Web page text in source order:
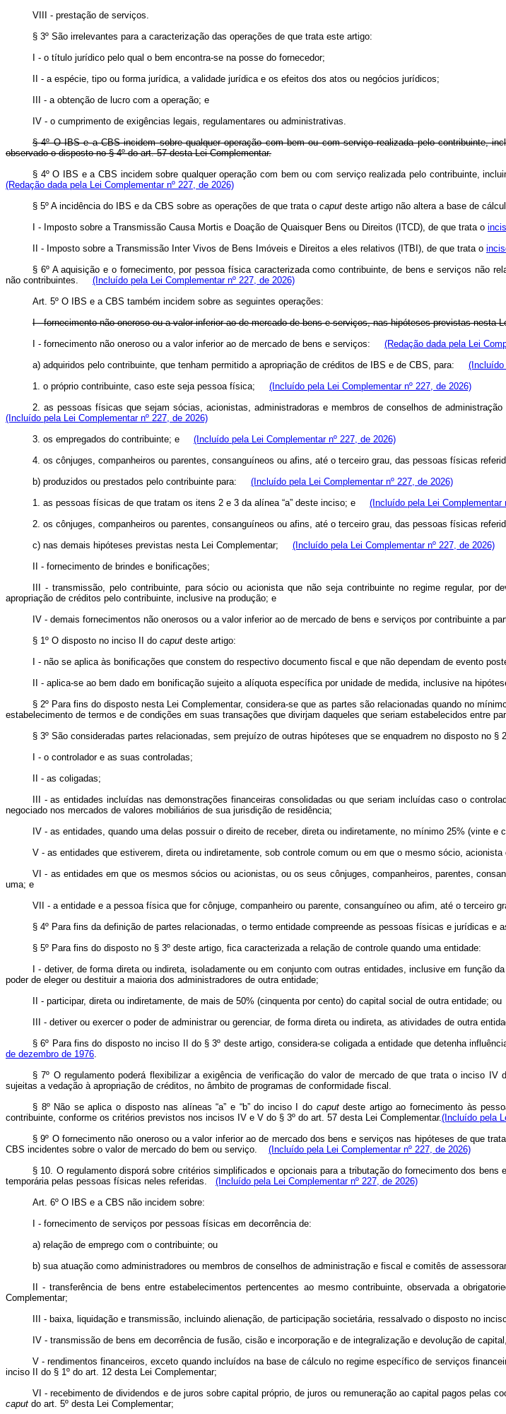
VIII - prestação de serviços.
§ 3º São irrelevantes para a caracterização das operações de que trata este artigo:
I - o título jurídico pelo qual o bem encontra-se na posse do fornecedor;
II - a espécie, tipo ou forma jurídica, a validade jurídica e os efeitos dos atos ou negócios jurídicos;
III - a obtenção de lucro com a operação; e
IV - o cumprimento de exigências legais, regulamentares ou administrativas.
§ 4º O IBS e a CBS incidem sobre qualquer operação com bem ou com serviço realizada pelo contribuinte,
observado o disposto no § 4º do art. 57 desta Lei Complementar.
§ 4º O IBS e a CBS incidem sobre qualquer operação com bem ou com serviço realizada pelo contribuinte,
(Redação dada pela Lei Complementar nº 227, de 2026)
§ 5º A incidência do IBS e da CBS sobre as operações de que trata o caput deste artigo não altera a base de
I - Imposto sobre a Transmissão Causa Mortis e Doação de Quaisquer Bens ou Direitos (ITCD), de que trata o
II - Imposto sobre a Transmissão Inter Vivos de Bens Imóveis e Direitos a eles relativos (ITBI), de que trata o
§ 6º A aquisição e o fornecimento, por pessoa física caracterizada como contribuinte, de bens e serviços não
não contribuintes.
(Incluído pela Lei Complementar nº 227, de 2026)
Art. 5º O IBS e a CBS também incidem sobre as seguintes operações:
I - fornecimento não oneroso ou a valor inferior ao de mercado de bens e serviços, nas hipóteses previstas nesta
I - fornecimento não oneroso ou a valor inferior ao de mercado de bens e serviços: (Redação dada pela Lei
a) adquiridos pelo contribuinte, que tenham permitido a apropriação de créditos de IBS e de CBS, para: (Incluído
1. o próprio contribuinte, caso este seja pessoa física; (Incluído pela Lei Complementar nº 227, de 2026)
2. as pessoas físicas que sejam sócias, acionistas, administradoras e membros de conselhos de
(Incluído pela Lei Complementar nº 227, de 2026)
3. os empregados do contribuinte; e (Incluído pela Lei Complementar nº 227, de 2026)
4. os cônjuges, companheiros ou parentes, consanguíneos ou afins, até o terceiro grau, das pessoas físicas
b) produzidos ou prestados pelo contribuinte para: (Incluído pela Lei Complementar nº 227, de 2026)
1. as pessoas físicas de que tratam os itens 2 e 3 da alínea “a” deste inciso; e (Incluído pela Lei Complementar
2. os cônjuges, companheiros ou parentes, consanguíneos ou afins, até o terceiro grau, das pessoas físicas
c) nas demais hipóteses previstas nesta Lei Complementar; (Incluído pela Lei Complementar nº 227, de 2026)
II - fornecimento de brindes e bonificações;
III - transmissão, pelo contribuinte, para sócio ou acionista que não seja contribuinte no regime regular, por
apropriação de créditos pelo contribuinte, inclusive na produção; e
IV - demais fornecimentos não onerosos ou a valor inferior ao de mercado de bens e serviços por contribuinte a
§ 1º O disposto no inciso II do caput deste artigo:
I - não se aplica às bonificações que constem do respectivo documento fiscal e que não dependam de evento
II - aplica-se ao bem dado em bonificação sujeito a alíquota específica por unidade de medida, inclusive na
§ 2º Para fins do disposto nesta Lei Complementar, considera-se que as partes são relacionadas quando no
estabelecimento de termos e de condições em suas transações que divirjam daqueles que seriam estabelecidos entre
§ 3º São consideradas partes relacionadas, sem prejuízo de outras hipóteses que se enquadrem no disposto no §
I - o controlador e as suas controladas;
II - as coligadas;
III - as entidades incluídas nas demonstrações financeiras consolidadas ou que seriam incluídas caso o
negociado nos mercados de valores mobiliários de sua jurisdição de residência;
IV - as entidades, quando uma delas possuir o direito de receber, direta ou indiretamente, no mínimo 25% (vinte
V - as entidades que estiverem, direta ou indiretamente, sob controle comum ou em que o mesmo sócio,
VI - as entidades em que os mesmos sócios ou acionistas, ou os seus cônjuges, companheiros, parentes,
uma; e
VII - a entidade e a pessoa física que for cônjuge, companheiro ou parente, consanguíneo ou afim, até o terceiro
§ 4º Para fins da definição de partes relacionadas, o termo entidade compreende as pessoas físicas e jurídicas e
§ 5º Para fins do disposto no § 3º deste artigo, fica caracterizada a relação de controle quando uma entidade:
I - detiver, de forma direta ou indireta, isoladamente ou em conjunto com outras entidades, inclusive em
poder de eleger ou destituir a maioria dos administradores de outra entidade;
II - participar, direta ou indiretamente, de mais de 50% (cinquenta por cento) do capital social de outra entidade; ou
III - detiver ou exercer o poder de administrar ou gerenciar, de forma direta ou indireta, as atividades de outra
§ 6º Para fins do disposto no inciso II do § 3º deste artigo, considera-se coligada a entidade que detenha
de dezembro de 1976.
§ 7º O regulamento poderá flexibilizar a exigência de verificação do valor de mercado de que trata o inciso IV
sujeitas a vedação à apropriação de créditos, no âmbito de programas de conformidade fiscal.
§ 8º Não se aplica o disposto nas alíneas “a” e “b” do inciso I do caputdeste artigo ao fornecimento às
contribuinte, conforme os critérios previstos nos incisos IV e V do § 3º do art. 57 desta Lei Complementar.(Incluído pela
§ 9º O fornecimento não oneroso ou a valor inferior ao de mercado dos bens e serviços nas hipóteses de que
CBS incidentes sobre o valor de mercado do bem ou serviço. (Incluído pela Lei Complementar nº 227, de 2026)
§ 10. O regulamento disporá sobre critérios simplificados e opcionais para a tributação do fornecimento dos bens
temporária pelas pessoas físicas neles referidas. (Incluído pela Lei Complementar nº 227, de 2026)
Art. 6º O IBS e a CBS não incidem sobre:
I - fornecimento de serviços por pessoas físicas em decorrência de:
a) relação de emprego com o contribuinte; ou
b) sua atuação como administradores ou membros de conselhos de administração e fiscal e comitês de
II - transferência de bens entre estabelecimentos pertencentes ao mesmo contribuinte, observada a
Complementar;
III - baixa, liquidação e transmissão, incluindo alienação, de participação societária, ressalvado o disposto no
IV - transmissão de bens em decorrência de fusão, cisão e incorporação e de integralização e devolução de
V - rendimentos financeiros, exceto quando incluídos na base de cálculo no regime específico de serviços
inciso II do § 1º do art. 12 desta Lei Complementar;
VI - recebimento de dividendos e de juros sobre capital próprio, de juros ou remuneração ao capital pagos
caput do art. 5º desta Lei Complementar;